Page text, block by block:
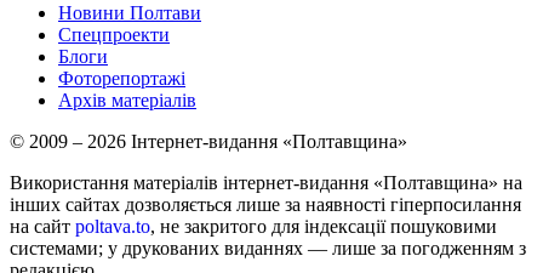
Новини Полтави
Спецпроекти
Блоги
Фоторепортажі
Архів матеріалів
© 2009 – 2026 Інтернет-видання «Полтавщина»
Використання матеріалів інтернет-видання «Полтавщина» на
інших сайтах дозволяється лише за наявності гіперпосилання
на сайт poltava.to, не закритого для індексації пошуковими
системами; у друкованих виданнях — лише за погодженням з